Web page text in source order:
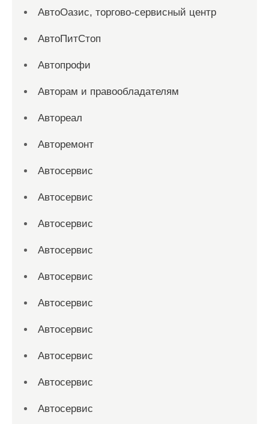
АвтоОазис, торгово-сервисный центр
АвтоПитСтоп
Автопрофи
Авторам и правообладателям
Автореал
Авторемонт
Автосервис
Автосервис
Автосервис
Автосервис
Автосервис
Автосервис
Автосервис
Автосервис
Автосервис
Автосервис